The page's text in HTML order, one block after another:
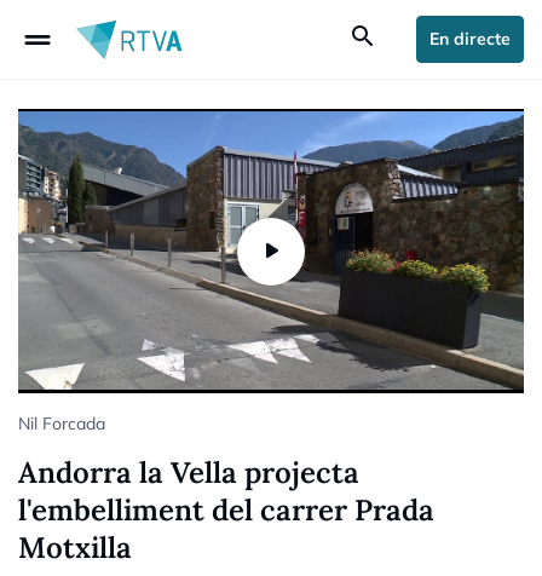
drag_handle search En directe
Nil Forcada
Andorra la Vella projecta
l'embelliment del carrer Prada
Motxilla